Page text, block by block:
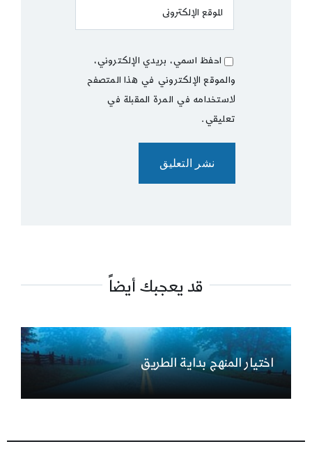
احفظ اسمي، بريدي الإلكتروني،
والموقع الإلكتروني في هذا المتصفح
لاستخدامه في المرة المقبلة في
تعليقي.
قد يعجبك أيضاً
اختيار المنهج بداية الطريق